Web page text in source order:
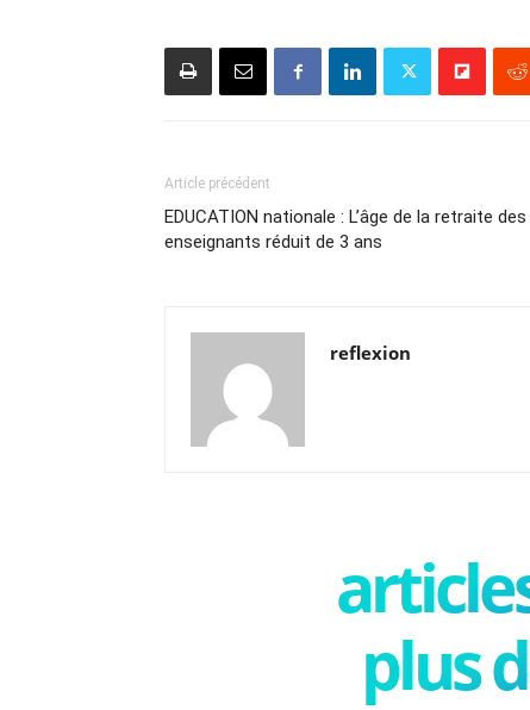
Article précédent
EDUCATION nationale : L’âge de la retraite des
enseignants réduit de 3 ans
reflexion
plus